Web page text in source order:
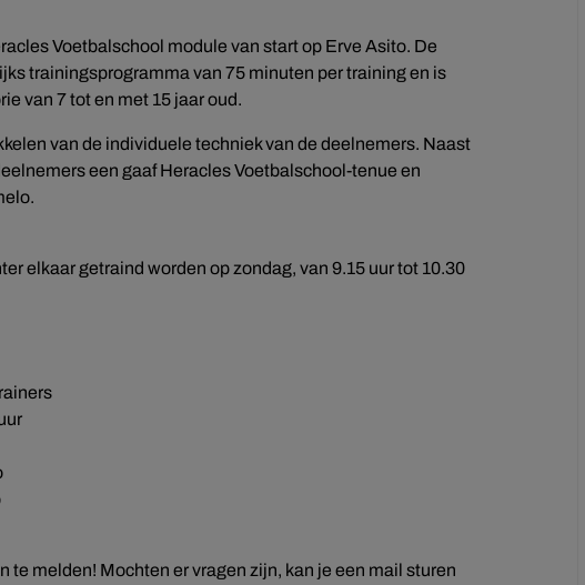
Voetbalschool module van start op Erve Asito. De
trainingsprogramma van 75 minuten per training en is
van 7 tot en met 15 jaar oud.
van de individuele techniek van de deelnemers. Naast
een gaaf Heracles Voetbalschool-tenue en
elkaar getraind worden op zondag, van 9.15 uur tot 10.30
te melden! Mochten er vragen zijn, kan je een mail sturen